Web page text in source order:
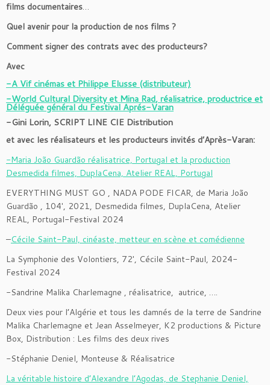
films documentaires…
Quel avenir pour la production de nos films ?
Comment signer des contrats avec des producteurs?
Avec
-A Vif cinémas et Philippe Elusse (distributeur)
-World Cultural Diversity et Mina Rad, réalisatrice, productrice et
Déléguée général du Festival Aprés-Varan
-Gini Lorin, SCRIPT LINE CIE Distribution
et avec les réalisateurs et les producteurs invités d’Après-Varan:
-Maria João Guardão réalisatrice, Portugal et la production
Desmedida filmes, DuplaCena, Atelier REAL, Portugal
EVERYTHING MUST GO , NADA PODE FICAR, de Maria João
Guardão , 104′, 2021, Desmedida filmes, DuplaCena, Atelier
REAL, Portugal-Festival 2024
–Cécile Saint-Paul, cinéaste, metteur en scène et comédienne
La Symphonie des Volontiers, 72′, Cécile Saint-Paul, 2024-
Festival 2024
-Sandrine Malika Charlemagne , réalisatrice, autrice, ….
Deux vies pour l’Algérie et tous les damnés de la terre de Sandrine
Malika Charlemagne et Jean Asselmeyer, K2 productions & Picture
Box, Distribution : Les films des deux rives
-Stéphanie Deniel, Monteuse & Réalisatrice
La véritable histoire d’Alexandre l’Agodas, de Stephanie Deniel,